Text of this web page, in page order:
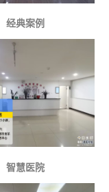
经典案例
智慧医院